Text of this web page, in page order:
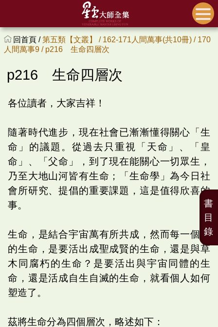
回首頁 /第五類【文叢】 / 162-171人間萬事(共10冊) / 170
人間萬事9 / p216 生命四層次
p216 生命四層次
各位讀者，大家吉祥！
隨著時代進步，現在社會已漸漸懂得關心「生
命」的議題。從過去只重視「天命」、「皇
命」、「父命」，到了現在能關心一切眾生，
乃至大地山河皆有生命；「生命學」為今日社
會所研究、提倡的重要課題，這是值得欣喜的
事。
生命，是結合宇宙萬有所共成，然而每一個人
的生命，是要活出成聖成賢的生命，還是與草
木同腐朽的生命？是要活出與宇宙同體的生
命，還是活成自生自滅的生命，就看個人如何
塑造了。
茲將生命分為四個層次，略述如下：
書
目
錄